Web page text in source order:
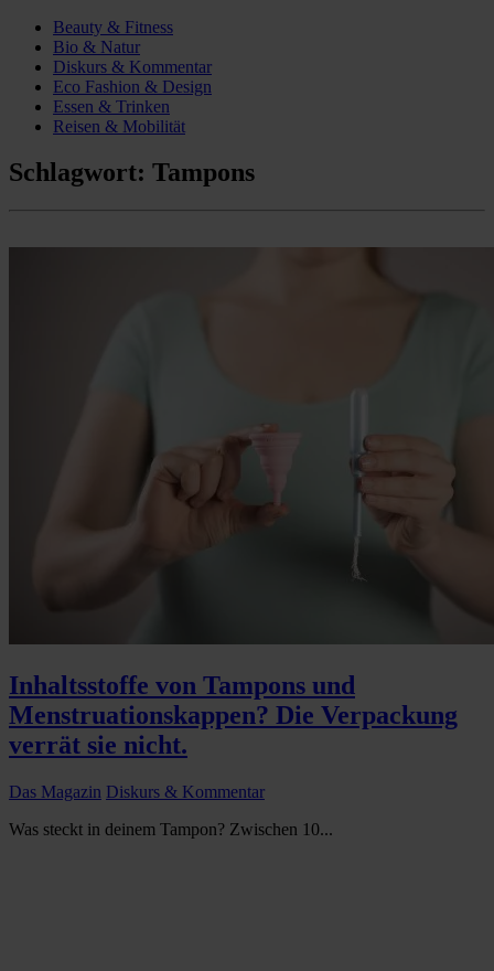
Beauty & Fitness
Bio & Natur
Diskurs & Kommentar
Eco Fashion & Design
Essen & Trinken
Reisen & Mobilität
Schlagwort: Tampons
Inhaltsstoffe von Tampons und
Menstruationskappen? Die Verpackung
verrät sie nicht.
Das Magazin Diskurs & Kommentar
Was steckt in deinem Tampon? Zwischen 10...